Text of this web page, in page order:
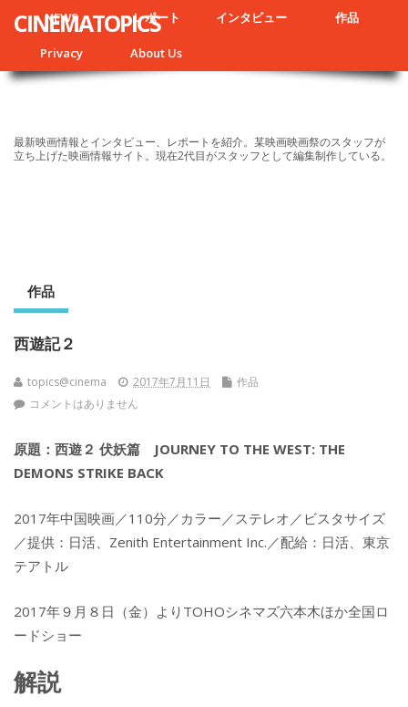
NEWS レポート インタビュー 作品
Privacy About Us
CINEMATOPICS
最新映画情報とインタビュー、レポートを紹介。某映画映画祭のスタッフが
立ち上げた映画情報サイト。現在2代目がスタッフとして編集制作している。
作品
西遊記２
topics@cinema 2017年7月11日
作品
コメントはありません
原題：西遊２ 伏妖篇 JOURNEY TO THE WEST: THE
DEMONS STRIKE BACK
2017年中国映画／110分／カラー／ステレオ／ビスタサイズ
／提供：日活、Zenith Entertainment Inc.／配給：日活、東京
テアトル
2017年９月８日（金）よりTOHOシネマズ六本木ほか全国ロ
ードショー
解説